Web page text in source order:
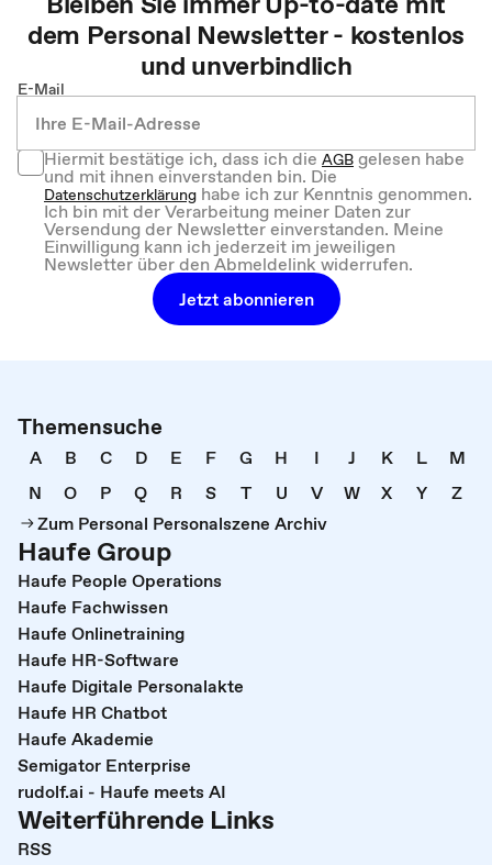
dem Personal Newsletter - kostenlos
und unverbindlich
E-Mail
Hiermit bestätige ich, dass ich dieAGBgelesen habe
und mit ihnen einverstanden bin. Die
Datenschutzerklärung habe ich zur Kenntnis genommen.
Ich bin mit der Verarbeitung meiner Daten zur
Versendung der Newsletter einverstanden. Meine
Einwilligung kann ich jederzeit im jeweiligen
Newsletter über den Abmeldelink widerrufen.
Jetzt abonnieren
Themensuche
A B C D E F G H I J K L
M
N
O P Q R S T U V W X Y
Z
Zum Personal Personalszene Archiv
Haufe Group
Haufe People Operations
Haufe Fachwissen
Haufe Onlinetraining
Haufe HR-Software
Haufe Digitale Personalakte
Haufe HR Chatbot
Haufe Akademie
Semigator Enterprise
rudolf.ai - Haufe meets AI
Weiterführende Links
RSS